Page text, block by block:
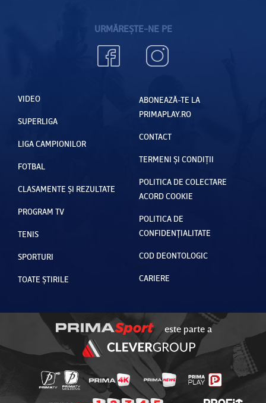
URMĂREȘTE-NE PE
VIDEO
SUPERLIGA
LIGA CAMPIONILOR
FOTBAL
CLASAMENTE ȘI REZULTATE
PROGRAM TV
TENIS
SPORTURI
TOATE ȘTIRILE
ABONEAZĂ-TE LA
PRIMAPLAY.RO
CONTACT
TERMENI ȘI CONDIȚII
POLITICA DE COLECTARE
ACORD COOKIE
POLITICA DE
CONFIDENȚIALITATE
COD DEONTOLOGIC
CARIERE
este parte a